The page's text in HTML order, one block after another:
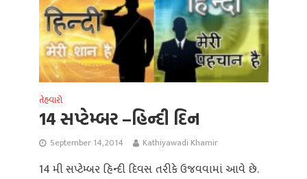
તેહવારો
14 સપ્ટેમ્બર –હિન્દી દિન
September 14, 2014 Kathiyawadi Khamir
14 મી સપ્ટેમ્બર હિન્દી દિવસ તરીકે ઉજવવામાં આવે છે.